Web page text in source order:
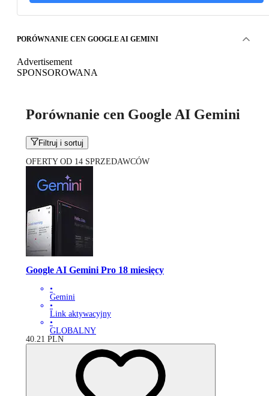
PORÓWNANIE CEN GOOGLE AI GEMINI
Advertisement
SPONSOROWANA
Porównanie cen Google AI Gemini
Filtruj i sortuj
OFERTY OD 14 SPRZEDAWCÓW
Google AI Gemini Pro 18 miesięcy
•
Gemini
•
Link aktywacyjny
•
GLOBALNY
40.21 PLN